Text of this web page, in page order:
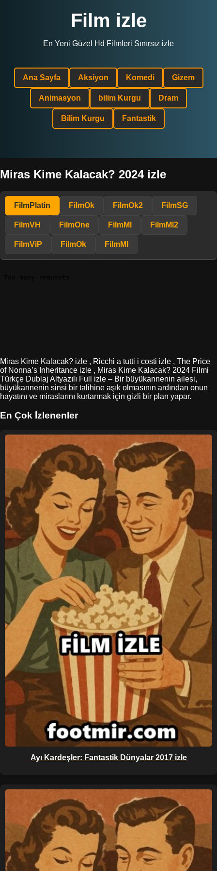
Film izle
En Yeni Güzel Hd Filmleri Sınırsız izle
Ana Sayfa Aksiyon Komedi Gizem
Animasyon bilim Kurgu Dram
Bilim Kurgu Fantastik
Miras Kime Kalacak? 2024 izle
FilmPlatin FilmOk FilmOk2 FilmSG
FilmVH FilmOne FilmMl FilmMl2
FilmViP FilmOk FilmMl
Miras Kime Kalacak? izle , Ricchi a tutti i costi izle , The Price
of Nonna’s Inheritance izle , Miras Kime Kalacak? 2024 Filmi
Türkçe Dublaj Altyazılı Full izle – Bir büyükannenin ailesi,
büyükannenin sinsi bir talihine aşık olmasının ardından onun
hayatını ve miraslarını kurtarmak için gizli bir plan yapar.
En Çok İzlenenler
Ayı Kardeşler: Fantastik Dünyalar 2017 izle